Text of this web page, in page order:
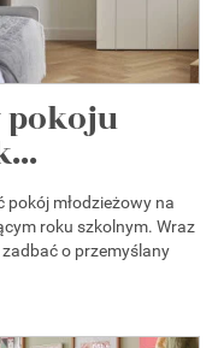
pokoju
młodzieżowy na
roku szkolnym. Wraz
o przemyślany